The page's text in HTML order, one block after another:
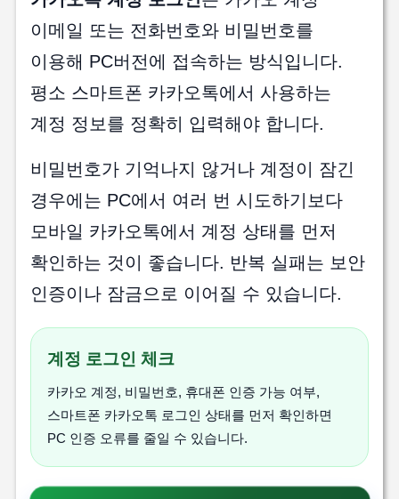
이메일 또는 전화번호와 비밀번호를
이용해 PC버전에 접속하는 방식입니다.
평소 스마트폰 카카오톡에서 사용하는
계정 정보를 정확히 입력해야 합니다.
비밀번호가 기억나지 않거나 계정이 잠긴
경우에는 PC에서 여러 번 시도하기보다
모바일 카카오톡에서 계정 상태를 먼저
확인하는 것이 좋습니다. 반복 실패는 보안
인증이나 잠금으로 이어질 수 있습니다.
계정 로그인 체크
카카오 계정, 비밀번호, 휴대폰 인증 가능 여부,
스마트폰 카카오톡 로그인 상태를 먼저 확인하면
PC 인증 오류를 줄일 수 있습니다.